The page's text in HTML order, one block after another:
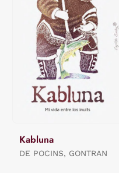
Kabluna
DE POCINS, GONTRAN